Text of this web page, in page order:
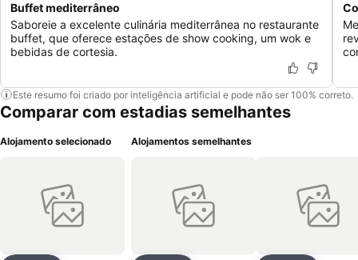
Buffet mediterrâneo
Saboreie a excelente culinária mediterrânea no restaurante
buffet, que oferece estações de show cooking, um wok e
bebidas de cortesia.
Este resumo foi criado por inteligência artificial e pode não ser 100% correto.
Comparar com estadias semelhantes
Alojamento selecionado Alojamentos semelhantes